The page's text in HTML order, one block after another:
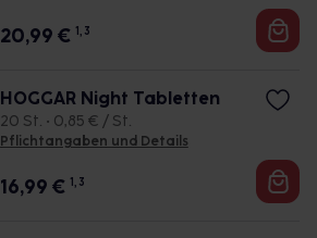
20,99 € 1, 3
HOGGAR Night Tabletten
20 St. • 0,85 € / St.
Pflichtangaben und Details
16,99 € 1, 3